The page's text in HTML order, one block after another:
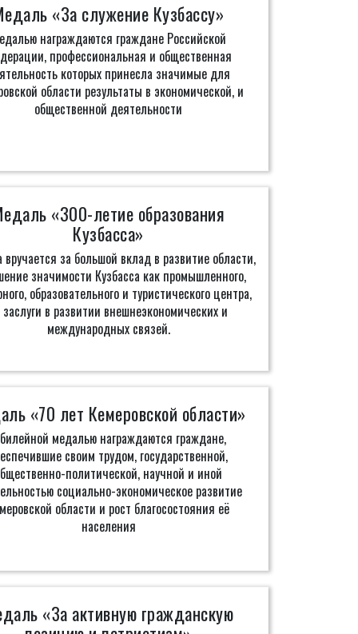
«За служение Кузбассу»
награждаются граждане Российской
профессиональная и общественная
которых принесла значимые для
области результаты в экономической, и
общественной деятельности
«300-летие образования
Кузбасса»
вручается за большой вклад в развитие области,
значимости Кузбасса как промышленного,
образовательного и туристического центра,
заслуги в развитии внешнеэкономических и
международных связей.
«70 лет Кемеровской области»
медалью награждаются граждане,
своим трудом, государственной,
политической, научной и иной
социально-экономическое развитие
области и рост благосостояния её
населения
«За активную гражданскую